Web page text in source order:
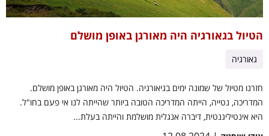
הטיול בגאורגיה היה מאורגן באופן מושלם
גאורגיה
חזרנו מטיול של שמונה ימים בגיאורגיה. הטיול היה מאורגן באופן מושלם.
המדריכה, נטייה, הייתה המדריכה הטובה ביותר שהייתה לנו אי פעם בחו"ל.
היא אינטיליגנטית, דיברה אנגלית מושלמת והייתה בעלת...